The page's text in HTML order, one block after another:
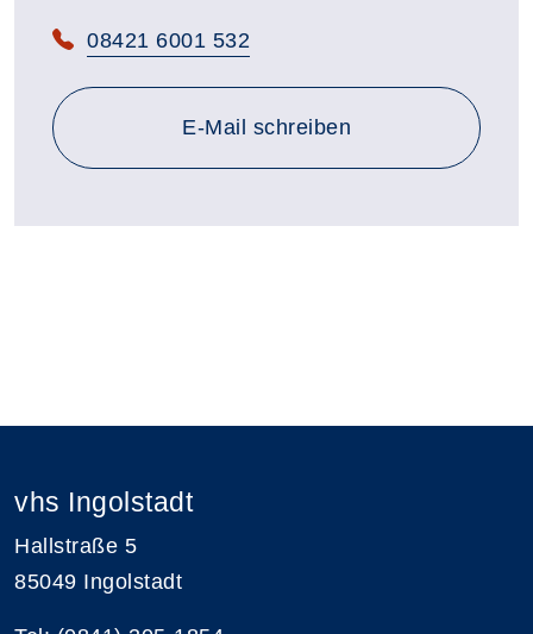
Telefon:
08421 6001 532
E-Mail schreiben
vhs Ingolstadt
Hallstraße 5
85049 Ingolstadt